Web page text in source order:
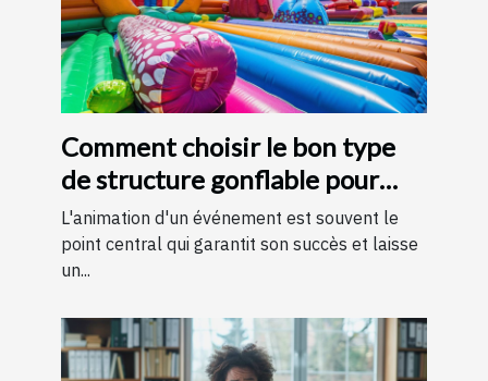
Comment choisir le bon type
de structure gonflable pour
votre événement
L'animation d'un événement est souvent le
point central qui garantit son succès et laisse
un...